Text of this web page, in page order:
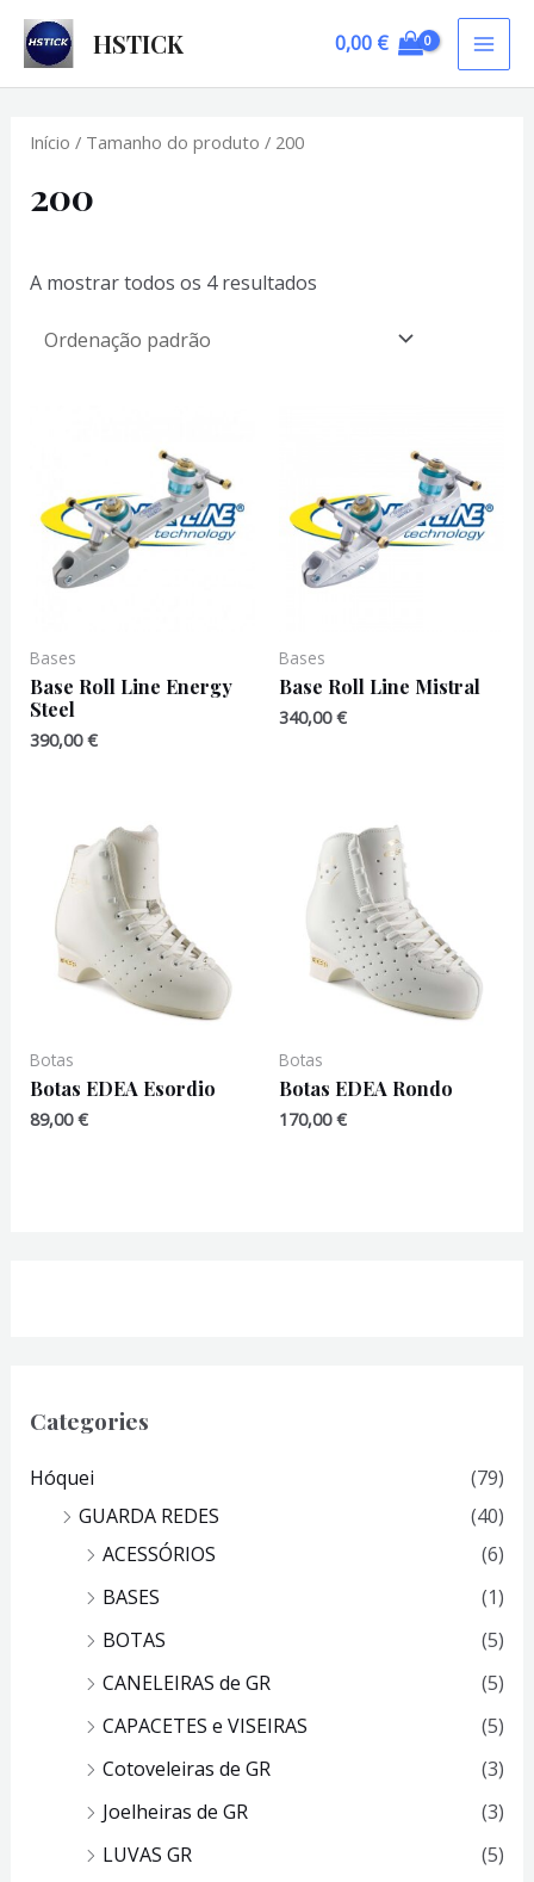
Skip
HSTICK 0,00 €
Categories
Hóquei
(79)
GUARDA REDES
(40)
ACESSÓRIOS
(6)
BASES
(1)
BOTAS
(5)
CANELEIRAS de GR
(5)
CAPACETES e VISEIRAS
(5)
Cotoveleiras de GR
(3)
Joelheiras de GR
(3)
LUVAS GR
(5)
Início / Tamanho do produto / 200
200
A mostrar todos os 4 resultados
Bases
Base Roll Line Energy
Steel
390,00€
Bases
Base Roll Line Mistral
340,00€
Botas
Botas EDEA Esordio
89,00€
Botas
Botas EDEA Rondo
170,00€